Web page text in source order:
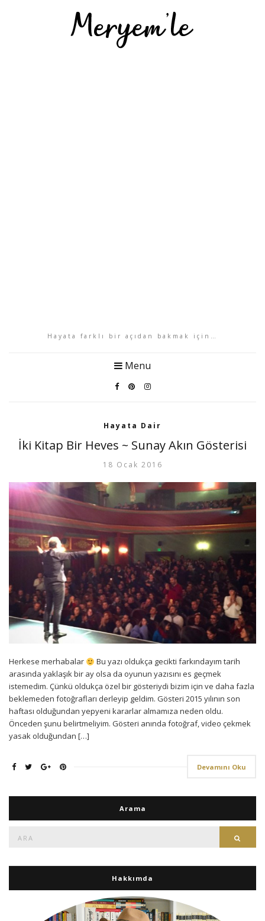
Hayata farklı bir açıdan bakmak için…
Menu
Hayata Dair
İki Kitap Bir Heves ~ Sunay Akın Gösterisi
18 Ocak 2016
Herkese merhabalar
Bu yazı oldukça gecikti farkındayım tarih
arasında yaklaşık bir ay olsa da oyunun yazısını es geçmek
istemedim. Çünkü oldukça özel bir gösteriydi bizim için ve daha fazla
beklemeden fotoğrafları derleyip geldim. Gösteri 2015 yılının son
haftası olduğundan yepyeni kararlar almamıza neden oldu.
Önceden şunu belirtmeliyim. Gösteri anında fotoğraf, video çekmek
yasak olduğundan […]
Devamını Oku
Arama
Hakkımda